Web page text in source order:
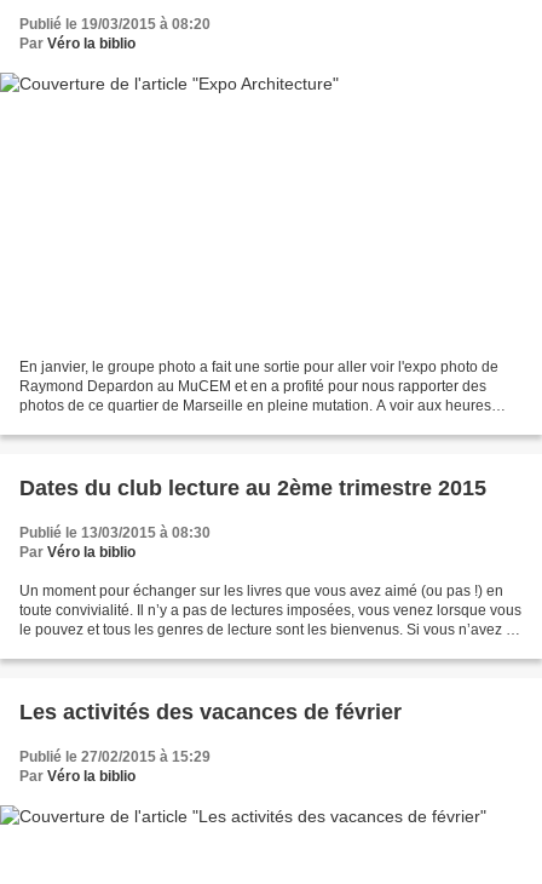
Publié le 19/03/2015 à 08:20
Par Véro la biblio
En janvier, le groupe photo a fait une sortie pour aller voir l'expo photo de
Raymond Depardon au MuCEM et en a profité pour nous rapporter des
photos de ce quartier de Marseille en pleine mutation. A voir aux heures
Dates du club lecture au 2ème trimestre 2015
Publié le 13/03/2015 à 08:30
Par Véro la biblio
Un moment pour échanger sur les livres que vous avez aimé (ou pas !) en
toute convivialité. Il n’y a pas de lectures imposées, vous venez lorsque vous
le pouvez et tous les genres de lecture sont les bienvenus. Si vous n’avez pu
Les activités des vacances de février
Publié le 27/02/2015 à 15:29
Par Véro la biblio